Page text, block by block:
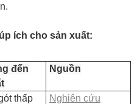
ích cho sản xuất:
đến
Nguồn
thấp
Nghiên cứu